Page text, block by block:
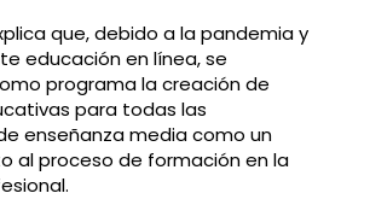
que, debido a la pandemia y
educación en línea, se
programa la creación de
para todas las
enseñanza media como un
al proceso de formación en la